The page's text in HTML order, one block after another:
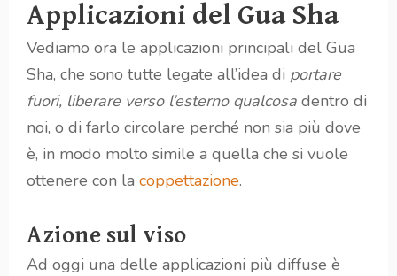
Applicazioni del Gua Sha
Vediamo ora le applicazioni principali del Gua
Sha, che sono tutte legate all’idea di portare
fuori, liberare verso l’esterno qualcosadentro di
noi, o di farlo circolare perché non sia più dove
è, in modo molto simile a quella che si vuole
ottenere con la coppettazione.
Azione sul viso
Ad oggi una delle applicazioni più diffuse è